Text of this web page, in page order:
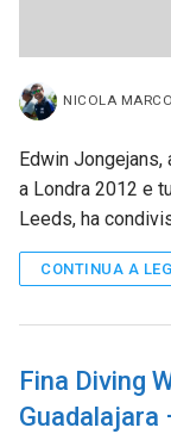
NICOLA
Edwin
a Londra 2012 e
Leeds, ha
CONTINUA A
Fina Diving
Guadalajara